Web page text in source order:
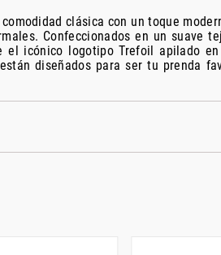
clásica con un toque
Confeccionados en un suave
el icónico logotipo Trefoil apilado
diseñados para ser tu prenda